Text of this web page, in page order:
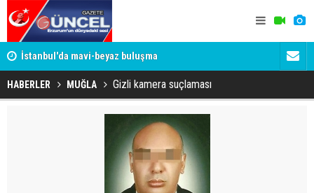
İstanbul'da mavi-beyaz buluşma
HABERLER MUĞLA Gizli kamera suçlaması